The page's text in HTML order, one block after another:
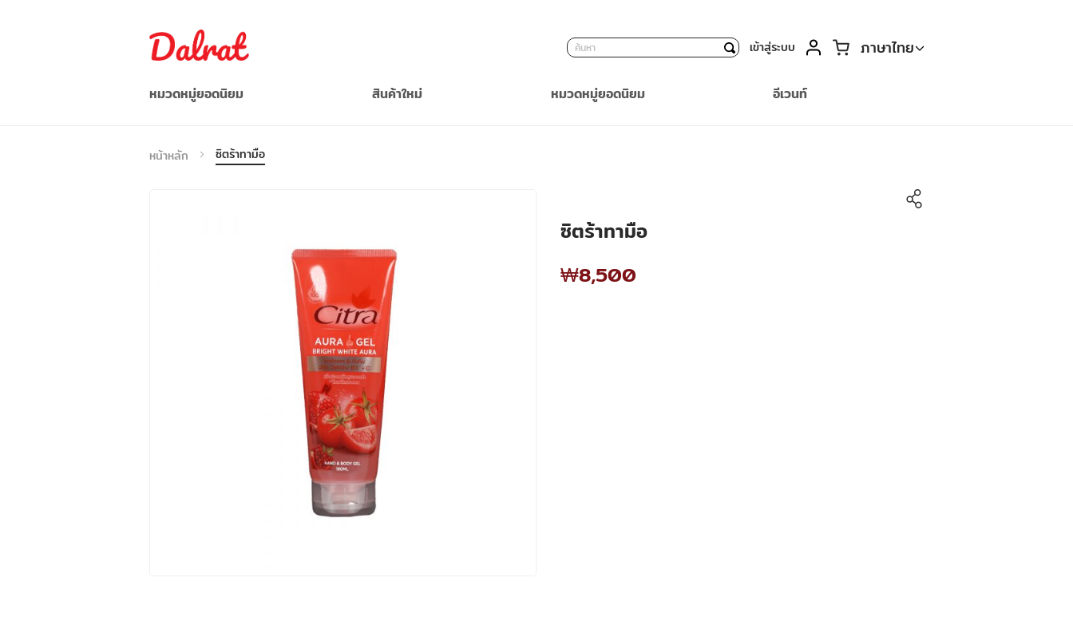
ตะกร้า
ค้นหาเข้าสู่ระบบ ภาษาไทย
หมวดหมู่ยอดนิยม
อาหาร/ผลไม้/ผัก
สินค้าใหม่ หมวดหมู่ยอดนิยม อีเวนท์
หน้าหลัก ซิตร้าทามือ
ซิตร้าทามือ
₩8,500